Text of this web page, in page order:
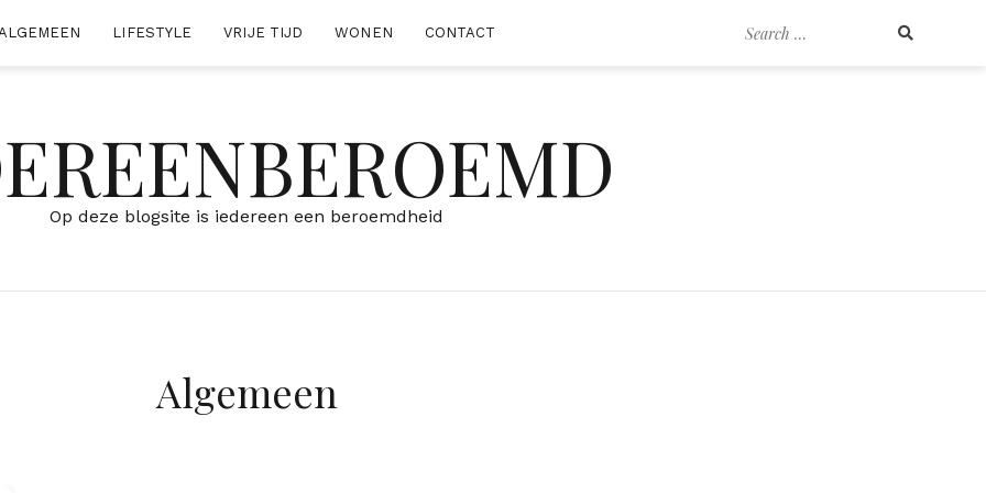
Search
LIFESTYLE VRIJE TIJD WONEN CONTACT
Op deze blogsite is iedereen een beroemdheid
Algemeen